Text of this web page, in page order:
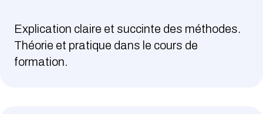
Explication claire et succinte des méthodes.
Théorie et pratique dans le cours de
formation.